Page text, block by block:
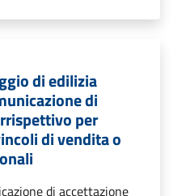
di edilizia
di
per
di vendita o
di accettazione